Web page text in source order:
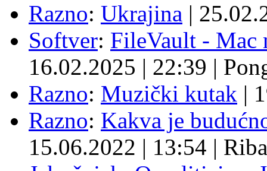
Razno: Ukrajina |
Softver: FileVault - Mac
16.02.2025 | 22:39 |
Razno: Muzički kutak |
Razno: Kakva je
15.06.2022 | 13:54 | Riba